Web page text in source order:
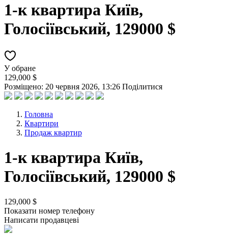
1-к квартира Київ,
Голосіївський, 129000 $
У обране
129,000 $
Розміщено: 20 червня 2026, 13:26 Поділитися
Головна
Квартири
Продаж квартир
1-к квартира Київ,
Голосіївський, 129000 $
129,000 $
Показати номер телефону
Написати продавцеві